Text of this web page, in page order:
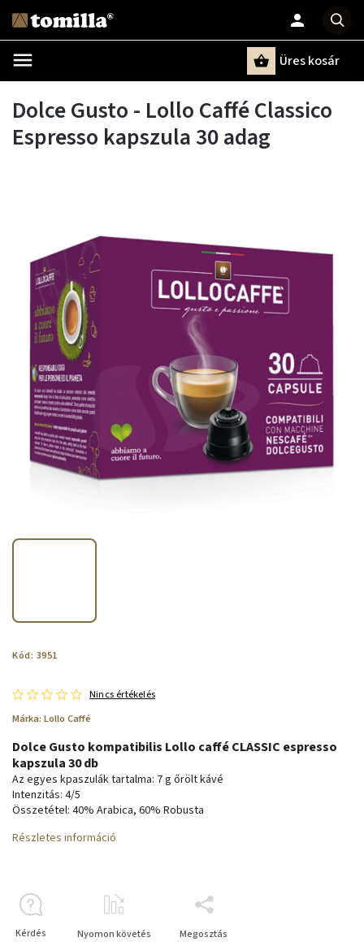
Üres kosár
Dolce Gusto - Lollo Caffé Classico
Espresso kapszula 30 adag
Kód: 3951
Nincs értékelés
Márka: Lollo Caffé
Dolce Gusto kompatibilis Lollo caffé CLASSIC espresso
kapszula 30 db
Az egyes kpaszulák tartalma: 7 g őrölt kávé
Intenzitás: 4/5
Összetétel: 40% Arabica, 60% Robusta
Részletes információ
Kérdés Nyomon követés Megosztás